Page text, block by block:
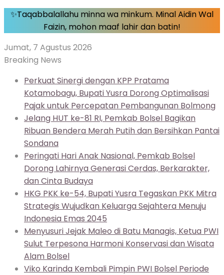
✨Taqabbalallahu minna wa minkum. Minal Aidin Wal
Faizin, mohon maaf lahir dan batin!
Jumat, 7 Agustus 2026
Breaking News
Perkuat Sinergi dengan KPP Pratama
Kotamobagu, Bupati Yusra Dorong Optimalisasi
Pajak untuk Percepatan Pembangunan Bolmong
Jelang HUT ke-81 RI, Pemkab Bolsel Bagikan
Ribuan Bendera Merah Putih dan Bersihkan Pantai
Sondana
Peringati Hari Anak Nasional, Pemkab Bolsel
Dorong Lahirnya Generasi Cerdas, Berkarakter,
dan Cinta Budaya
HKG PKK ke-54, Bupati Yusra Tegaskan PKK Mitra
Strategis Wujudkan Keluarga Sejahtera Menuju
Indonesia Emas 2045
Menyusuri Jejak Maleo di Batu Managis, Ketua PWI
Sulut Terpesona Harmoni Konservasi dan Wisata
Alam Bolsel
Viko Karinda Kembali Pimpin PWI Bolsel Periode